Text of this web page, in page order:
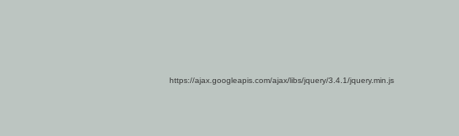
https://ajax.googleapis.com/ajax/libs/jquery/3.4.1/jquery.min.js